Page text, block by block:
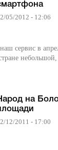
05/2012 - 12:06
сервис в
небольшой,
на
12/2011 - 17:00